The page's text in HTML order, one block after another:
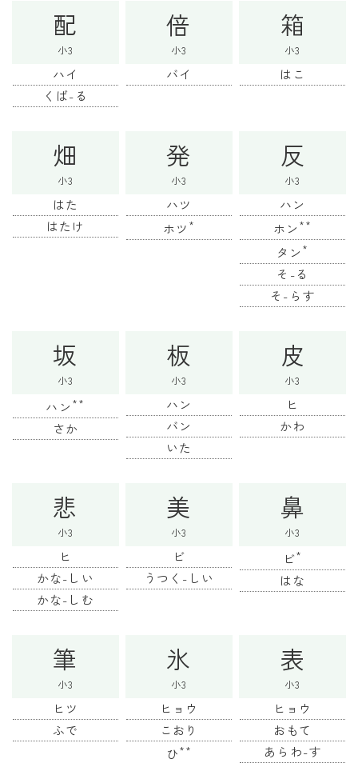
配
小3
ハイ
くば-る
倍
小3
バイ
箱
小3
はこ
畑
小3
はた
はたけ
発
小3
ハツ
ホツ *
反
小3
ハン
ホン **
タン *
そ-る
そ-らす
坂
小3
ハン **
さか
板
小3
ハン
バン
いた
皮
小3
ヒ
かわ
悲
小3
ヒ
かな-しい
かな-しむ
美
小3
ビ
うつく-しい
鼻
小3
ビ*
はな
筆
小3
ヒツ
ふで
氷
小3
ヒョウ
こおり
ひ**
表
小3
ヒョウ
おもて
あらわ-す